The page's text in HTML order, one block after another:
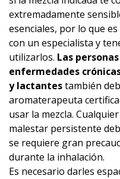
extremadamente
esenciales, por lo que
con un especialista y
utilizarlos. Las
enfermedades
y lactantestambién
aromaterapeuta
usar la mezcla.
malestar persistente
se requiere gran
durante la inhalación.
Es necesario darles